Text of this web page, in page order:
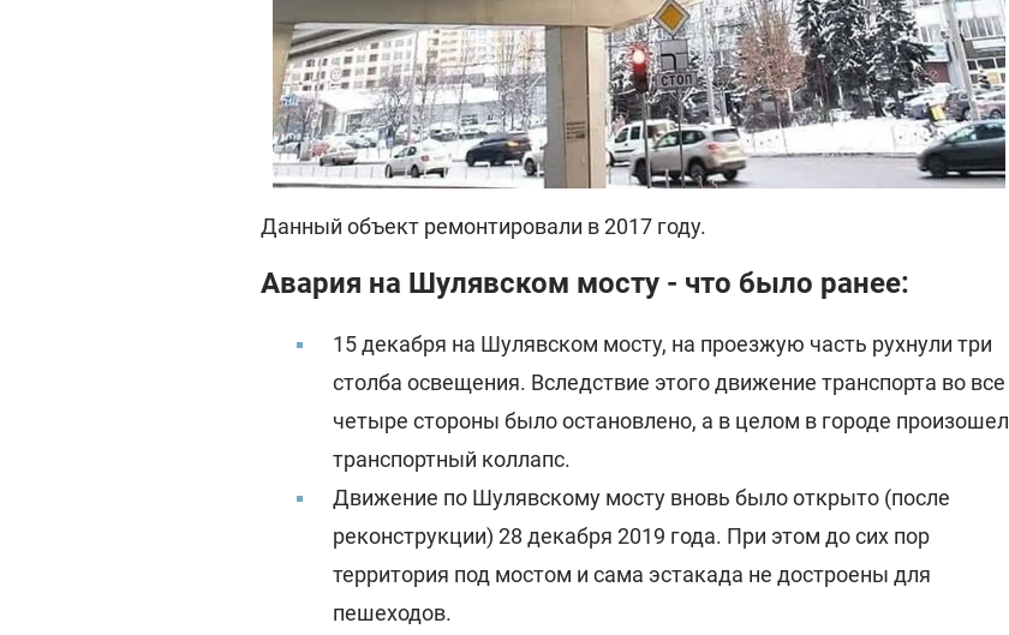
Данный объект ремонтировали в 2017 году.
Авария на Шулявском мосту - что было ранее:
15 декабря на Шулявском мосту, на проезжую часть рухнули три
столба освещения. Вследствие этого движение транспорта во все
четыре стороны было остановлено, а в целом в городе произошел
транспортный коллапс.
Движение по Шулявскому мосту вновь было открыто (после
реконструкции) 28 декабря 2019 года. При этом до сих пор
территория под мостом и сама эстакада не достроены для
пешеходов.